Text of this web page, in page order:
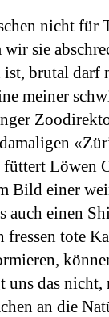
nicht für
sie
brutal darf
meiner
Löwen
Bild einer
auch einen
fressen tote
uns das nicht,
an die